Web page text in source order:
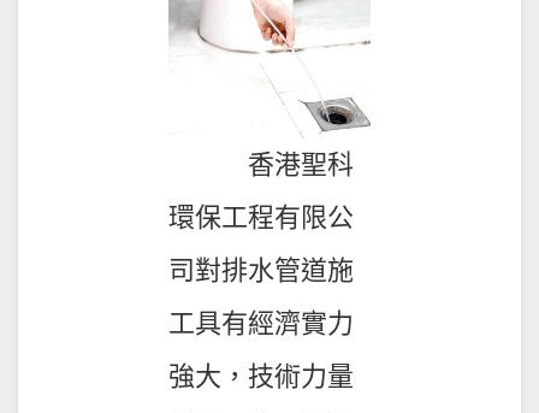
香港聖科
環保工程有限公
司對排水管道施
工具有經濟實力
強大，技術力量